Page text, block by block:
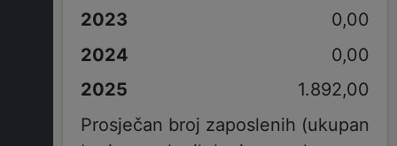
0,00
0,00
1.892,00
Prosječan broj zaposlenih (ukupan